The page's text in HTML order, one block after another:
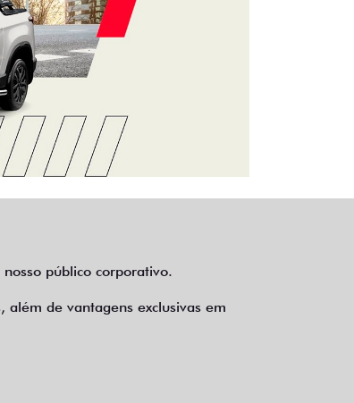
público corporativo.
além de vantagens exclusivas em